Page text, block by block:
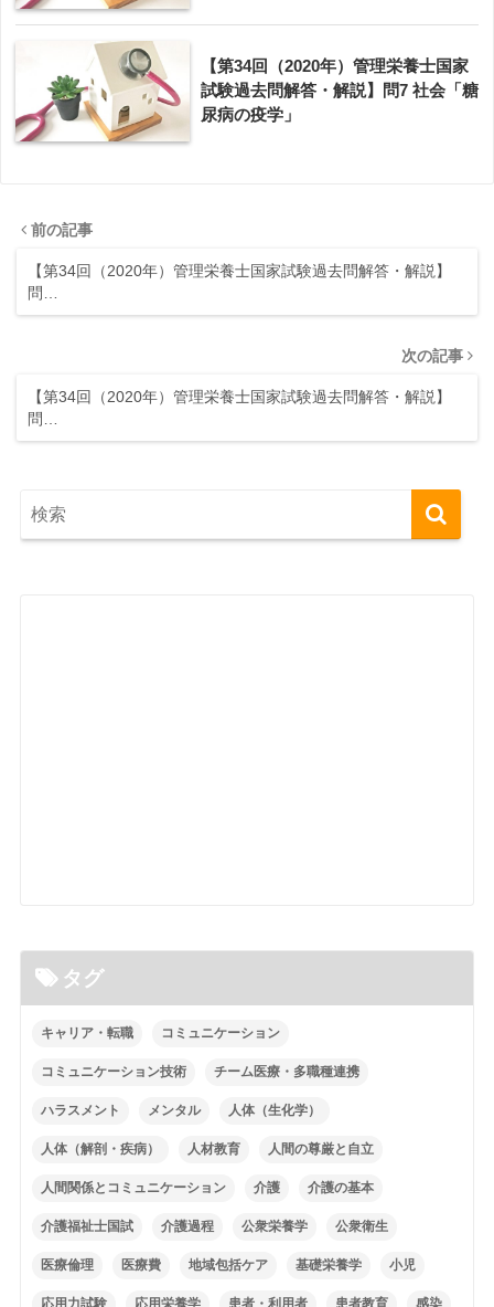
【第34回（2020年）管理栄養士国家
試験過去問解答・解説】問7 社会「糖
尿病の疫学」
前の記事
【第34回（2020年）管理栄養士国家試験過去問解答・解説】
問…
次の記事
【第34回（2020年）管理栄養士国家試験過去問解答・解説】
問…
タグ
キャリア・転職 コミュニケーション
コミュニケーション技術 チーム医療・多職種連携
ハラスメント メンタル 人体（生化学）
人体（解剖・疾病） 人材教育 人間の尊厳と自立
人間関係とコミュニケーション 介護 介護の基本
介護福祉士国試 介護過程 公衆栄養学 公衆衛生
医療倫理 医療費 地域包括ケア 基礎栄養学 小児
応用力試験 応用栄養学 患者・利用者 患者教育 感染